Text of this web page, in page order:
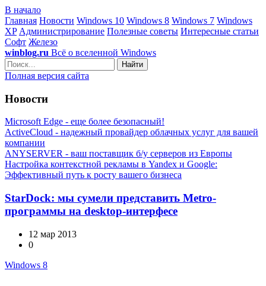
В начало
Главная Новости Windows 10 Windows 8 Windows 7 Windows
XP Администрирование Полезные советы Интересные статьи
Софт Железо
winblog.ru Всё о вселенной Windows
Найти
Полная версия сайта
Новости
Microsoft Edge - еще более безопасный!
ActiveCloud - надежный провайдер облачных услуг для вашей
компании
ANYSERVER - ваш поставщик б/у серверов из Европы
Настройка контекстной рекламы в Yandex и Google:
Эффективный путь к росту вашего бизнеса
StarDock: мы сумели представить Metro-
программы на desktop-интерфесе
12 мар 2013
0
Windows 8